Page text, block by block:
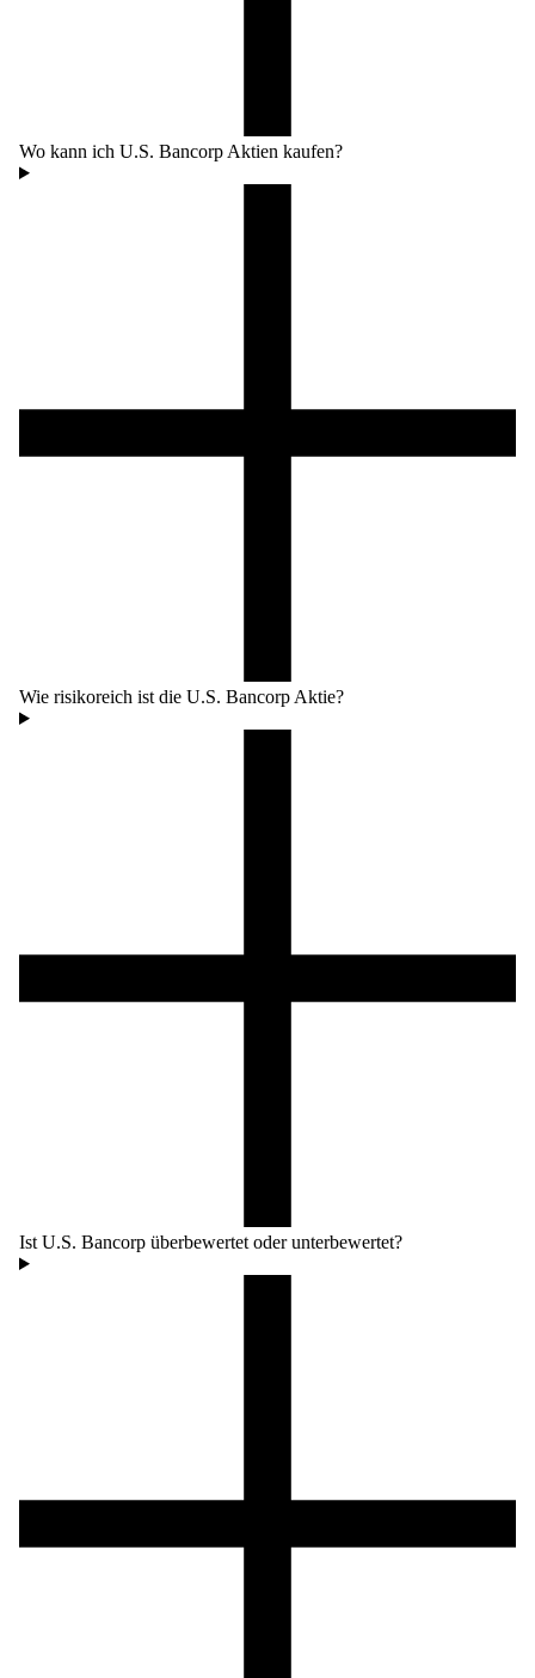
Wo kann ich U.S. Bancorp Aktien kaufen?
Wie risikoreich ist die U.S. Bancorp Aktie?
Ist U.S. Bancorp überbewertet oder unterbewertet?